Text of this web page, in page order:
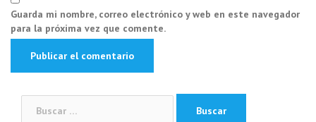
Guarda mi nombre, correo electrónico y web en este navegador
para la próxima vez que comente.